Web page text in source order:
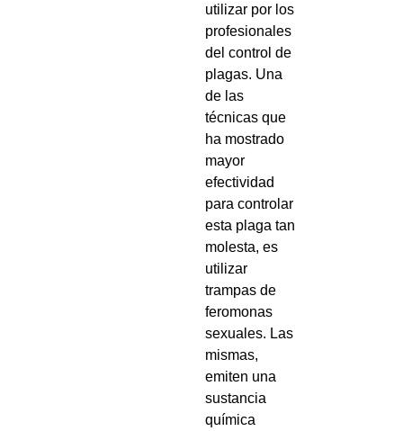
utilizar por los
profesionales
del control de
plagas. Una
de las
técnicas que
ha mostrado
mayor
efectividad
para controlar
esta plaga tan
molesta, es
utilizar
trampas de
feromonas
sexuales. Las
mismas,
emiten una
sustancia
química